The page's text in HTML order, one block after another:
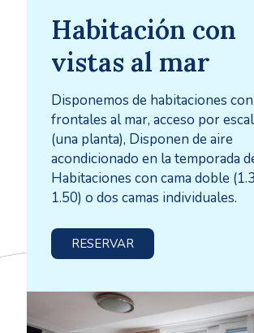
Habitación con
vistas al mar
Disponemos de habitaciones
frontales al mar, acceso por
(una planta), Disponen de aire
acondicionado en la temporada
Habitaciones con cama doble
1.50) o dos camas individuales.
RESERVAR